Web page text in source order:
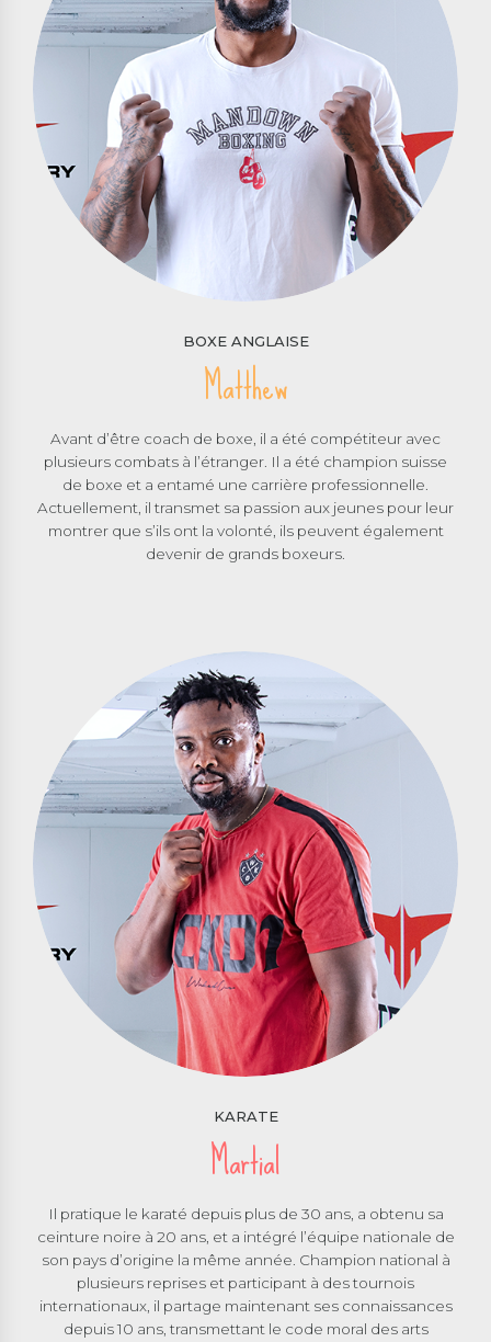
BOXE ANGLAISE
Matthew
Avant d’être coach de boxe, il a été compétiteur avec
plusieurs combats à l’étranger. Il a été champion suisse
de boxe et a entamé une carrière professionnelle.
Actuellement, il transmet sa passion aux jeunes pour leur
montrer que s’ils ont la volonté, ils peuvent également
devenir de grands boxeurs.
KARATE
Martial
Il pratique le karaté depuis plus de 30 ans, a obtenu sa
ceinture noire à 20 ans, et a intégré l’équipe nationale de
son pays d’origine la même année. Champion national à
plusieurs reprises et participant à des tournois
internationaux, il partage maintenant ses connaissances
depuis 10 ans, transmettant le code moral des arts